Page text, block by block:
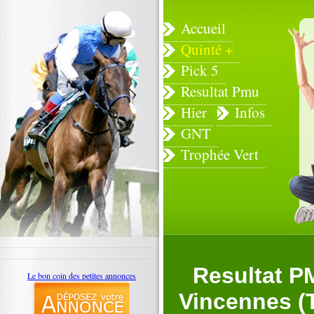
Accueil
Quinté +
Pick 5
Resultat Pmu
Hier
Infos
GNT
Trophée Vert
Resultat
Vincennes
Le bon coin des petites annonces